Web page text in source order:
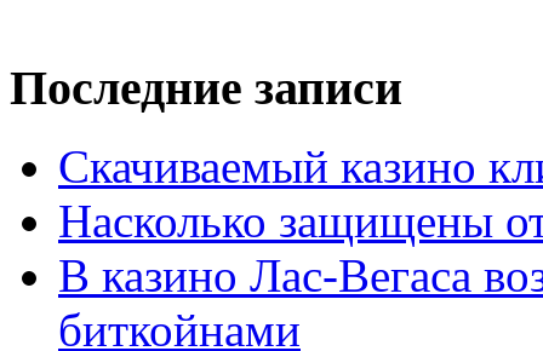
Последние записи
Скачиваемый казино
Насколько защищены
В казино Лас-Вегаса
биткойнами